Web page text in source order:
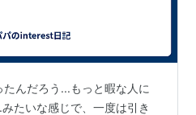
んだろう...もっと暇な人に
たいな感じで、一度は引き